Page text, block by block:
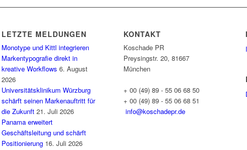
LETZTE MELDUNGEN
Monotype und Kittl integrieren
Markentypografie direkt in
kreative Workflows 6. August
2026
Universitätsklinikum Würzburg
schärft seinen Markenauftritt für
die Zukunft 21. Juli 2026
Panama erweitert
Geschäftsleitung und schärft
Positionierung 16. Juli 2026
KONTAKT
Koschade PR
Preysingstr. 20, 81667
München
+ 00 (49) 89 - 55 06 68 50
+ 00 (49) 89 - 55 06 68 51
info@koschadepr.de